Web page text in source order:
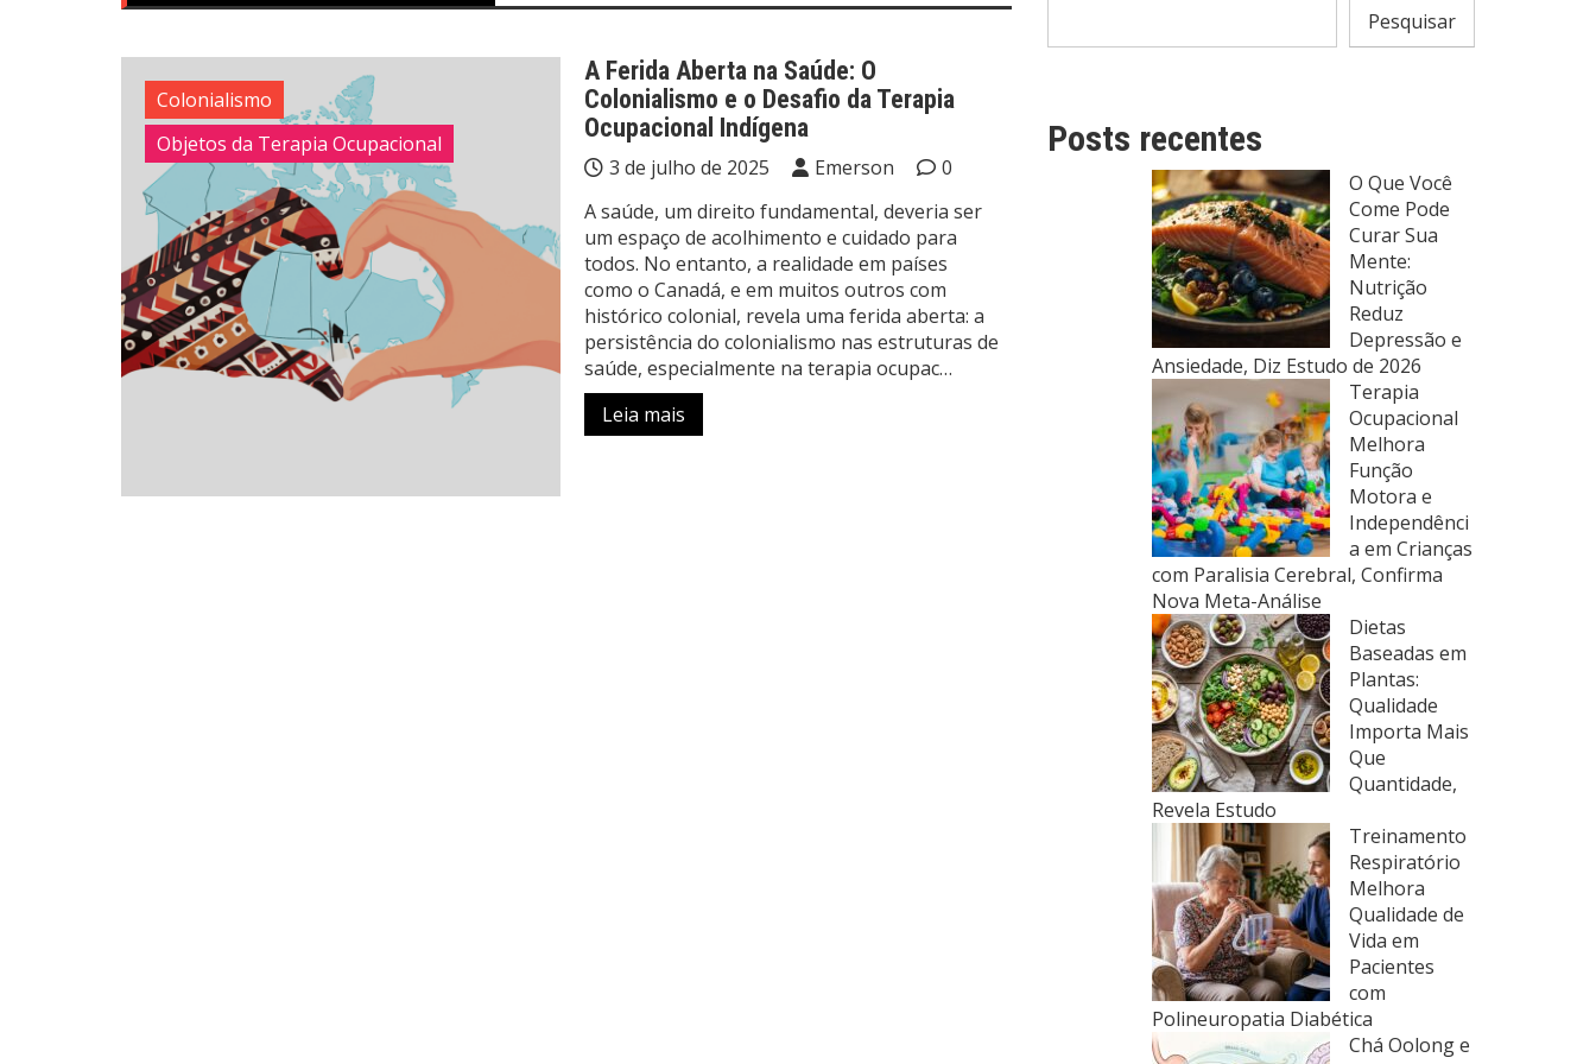
Colonialismo
Objetos da Terapia Ocupacional
A Ferida Aberta na Saúde: O
Colonialismo e o Desafio da Terapia
Ocupacional Indígena
3 de julho de 2025 Emerson
0
A saúde, um direito fundamental, deveria ser
um espaço de acolhimento e cuidado para
todos. No entanto, a realidade em países
como o Canadá, e em muitos outros com
histórico colonial, revela uma ferida aberta: a
persistência do colonialismo nas estruturas de
saúde, especialmente na terapia ocupac…
Leia mais
Pesquisar
Posts recentes
O Que Você
Come Pode
Curar Sua
Mente:
Nutrição
Reduz
Depressão e
Ansiedade, Diz Estudo de 2026
Terapia
Ocupacional
Melhora
Função
Motora e
Independênci
a em Crianças
com Paralisia Cerebral, Confirma
Nova Meta-Análise
Dietas
Baseadas em
Plantas:
Qualidade
Importa Mais
Que
Quantidade,
Revela Estudo
Treinamento
Respiratório
Melhora
Qualidade de
Vida em
Pacientes
com
Polineuropatia Diabética
Chá Oolong e